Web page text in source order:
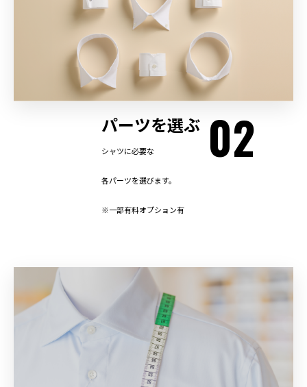
02
パーツを選ぶ
シャツに必要な
各パーツを選びます。
※一部有料オプション有